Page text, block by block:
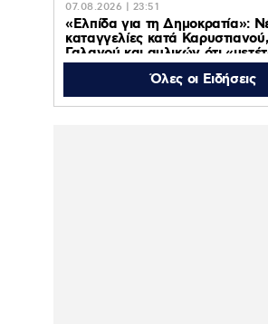
07.08.2026 | 23:51
«Ελπίδα για τη Δημοκρατία»:
καταγγελίες κατά
Γαλανού και αυλικών ότι
κίνημα σε φοβικό αρχηγικό
07.08.2026 |
Όλες οι Ειδήσεις